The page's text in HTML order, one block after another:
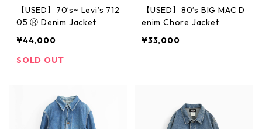
【USED】70’s~ Levi’s 712
05 Ⓡ Denim Jacket
¥44,000
SOLD OUT
【USED】80’s BIG MAC D
enim Chore Jacket
¥33,000